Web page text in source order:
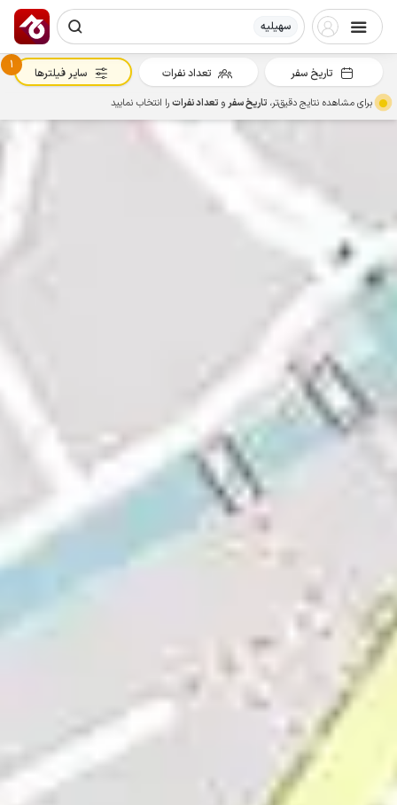
سهیلیه
تاریخ سفر تعداد نفرات
1
سایر فیلترها
برای مشاهده نتایج دقیق‌تر، تاریخ سفرو تعداد نفراترا انتخاب نمایید